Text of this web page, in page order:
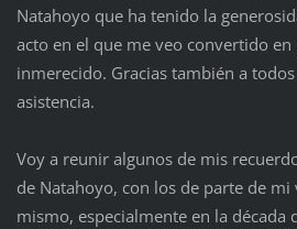
Natahoyo que ha tenido la
acto en el que me veo convertido
inmerecido. Gracias también a
asistencia.
Voy a reunir algunos de mis
de Natahoyo, con los de parte de mi
mismo, especialmente en la década